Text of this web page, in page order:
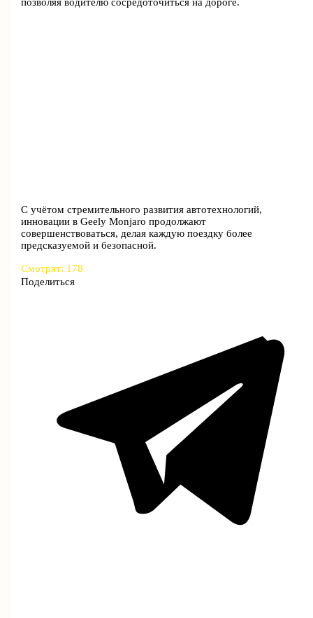
С учётом стремительного развития автотехнологий,
инновации в Geely Monjaro продолжают
совершенствоваться, делая каждую поездку более
предсказуемой и безопасной.
Смотрят: 178
Поделиться